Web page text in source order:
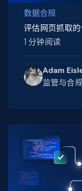
数据合规
Adam
监管与合
评估网页抓取
1 分钟阅读